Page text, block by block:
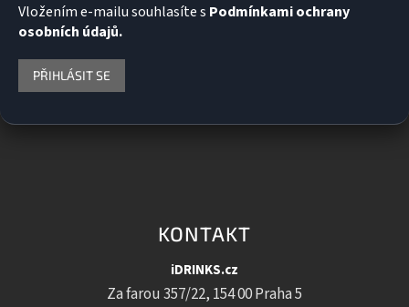
Vložením e-mailu souhlasíte s Podmínkami ochrany
osobních údajů.
PŘIHLÁSIT SE
KONTAKT
iDRINKS.cz
Za farou 357/22, 154 00 Praha 5